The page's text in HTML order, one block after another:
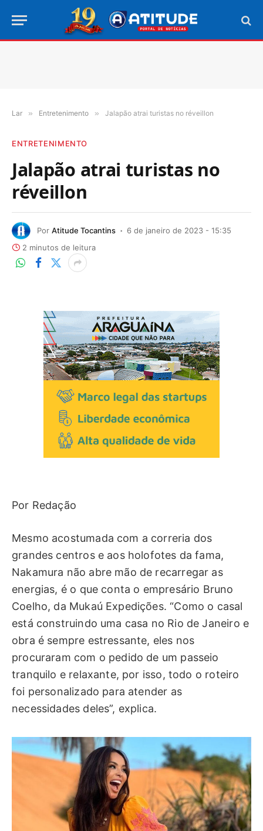
Lar » Entretenimento » Jalapão atrai turistas no réveillon
ENTRETENIMENTO
Jalapão atrai turistas no
réveillon
Por Atitude Tocantins
6 de janeiro de 2023 - 15:35
2 minutos de leitura
Por Redação
Mesmo acostumada com a correria dos
grandes centros e aos holofotes da fama,
Nakamura não abre mão de recarregar as
energias, é o que conta o empresário Bruno
Coelho, da Mukaú Expedições. “Como o casal
está construindo uma casa no Rio de Janeiro e
obra é sempre estressante, eles nos
procuraram com o pedido de um passeio
tranquilo e relaxante, por isso, todo o roteiro
foi personalizado para atender as
necessidades deles”, explica.